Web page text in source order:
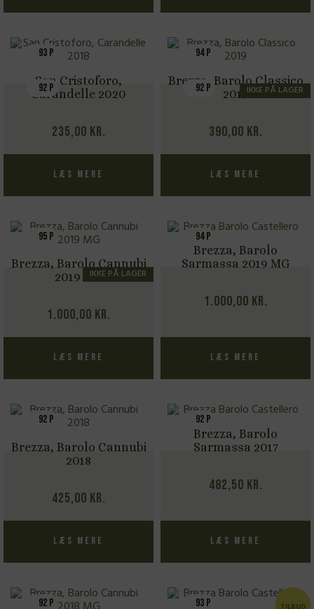
93 P
92 P
San Cristoforo,
Carandelle 2020
235,00 kr.
Læs mere
94 P
92 P IKKE PÅ LAGER
Brezza, Barolo Classico
2019
390,00 kr.
Læs mere
95 P
IKKE PÅ LAGER
Brezza, Barolo Cannubi
2019 MG
1.000,00 kr.
Læs mere
94 P
Brezza, Barolo
Sarmassa 2019 MG
1.000,00 kr.
Læs mere
92 P
Brezza, Barolo Cannubi
2018
425,00 kr.
Læs mere
92 P
Brezza, Barolo
Sarmassa 2017
482,50 kr.
Læs mere
92 P 93 P